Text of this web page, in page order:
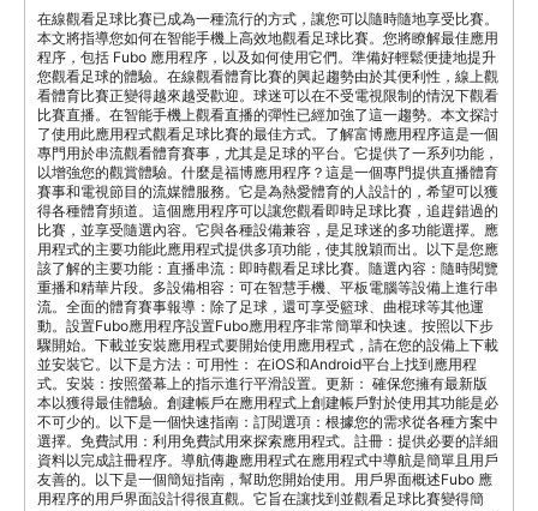
在線觀看足球比賽已成為一種流行的方式，讓您可以隨時隨地享受比賽。
本文將指導您如何在智能手機上高效地觀看足球比賽。您將瞭解最佳應用
程序，包括 Fubo 應用程序，以及如何使用它們。準備好輕鬆便捷地提升
您觀看足球的體驗。在線觀看體育比賽的興起趨勢由於其便利性，線上觀
看體育比賽正變得越來越受歡迎。球迷可以在不受電視限制的情況下觀看
比賽直播。在智能手機上觀看直播的彈性已經加強了這一趨勢。本文探討
了使用此應用程式觀看足球比賽的最佳方式。了解富博應用程序這是一個
專門用於串流觀看體育賽事，尤其是足球的平台。它提供了一系列功能，
以增強您的觀賞體驗。什麼是福博應用程序？這是一個專門提供直播體育
賽事和電視節目的流媒體服務。它是為熱愛體育的人設計的，希望可以獲
得各種體育頻道。這個應用程序可以讓您觀看即時足球比賽，追趕錯過的
比賽，並享受隨選內容。它與各種設備兼容，是足球迷的多功能選擇。應
用程式的主要功能此應用程式提供多項功能，使其脫穎而出。以下是您應
該了解的主要功能：直播串流：即時觀看足球比賽。隨選內容：隨時閱覽
重播和精華片段。多設備相容：可在智慧手機、平板電腦等設備上進行串
流。全面的體育賽事報導：除了足球，還可享受籃球、曲棍球等其他運
動。設置Fubo應用程序設置Fubo應用程序非常簡單和快速。按照以下步
驟開始。下載並安裝應用程式要開始使用應用程式，請在您的設備上下載
並安裝它。以下是方法：可用性： 在iOS和Android平台上找到應用程
式。安裝：按照螢幕上的指示進行平滑設置。更新： 確保您擁有最新版
本以獲得最佳體驗。創建帳戶在應用程式上創建帳戶對於使用其功能是必
不可少的。以下是一個快速指南：訂閱選項：根據您的需求從各種方案中
選擇。免費試用：利用免費試用來探索應用程式。註冊：提供必要的詳細
資料以完成註冊程序。導航傳趣應用程式在應用程式中導航是簡單且用戶
友善的。以下是一個簡短指南，幫助您開始使用。用戶界面概述Fubo 應
用程序的用戶界面設計得很直觀。它旨在讓找到並觀看足球比賽變得簡